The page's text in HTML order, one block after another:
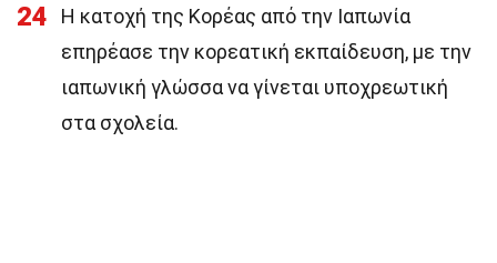
24
Η κατοχή της Κορέας από την Ιαπωνία
επηρέασε την κορεατική εκπαίδευση, με την
ιαπωνική γλώσσα να γίνεται υποχρεωτική
στα σχολεία.